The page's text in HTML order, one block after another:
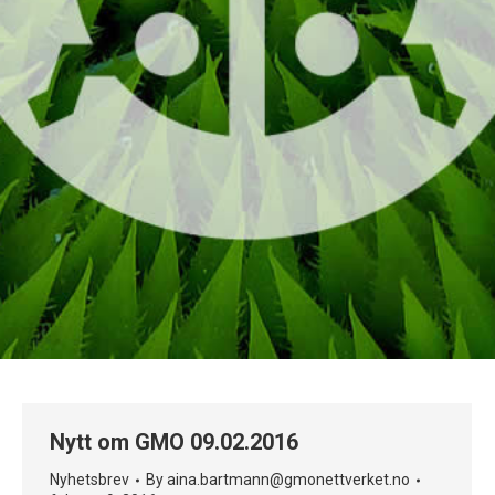
Nytt om GMO 09.02.2016
Nyhetsbrev Byaina.bartmann@gmonettverket.no